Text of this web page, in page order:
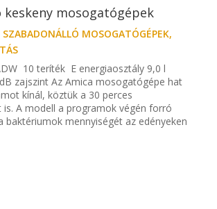
keskeny mosogatógépek
SZABADONÁLLÓ MOSOGATÓGÉPEK,
10 teríték E energiaosztály 9,0 l
zajszint Az Amica mosogatógépe hat
kínál, köztük a 30 perces
A modell a programok végén forró
baktériumok mennyiségét az edényeken